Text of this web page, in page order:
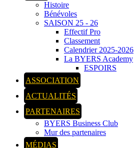
Histoire
Bénévoles
SAISON 25 - 26
Effectif Pro
Classement
Calendrier 2025-2026
La BYERS Academy
ESPOIRS
ASSOCIATION
ACTUALITÉS
PARTENAIRES
BYERS Business Club
Mur des partenaires
MÉDIAS